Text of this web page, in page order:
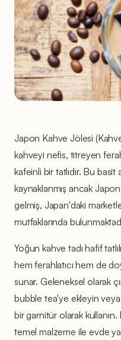
Japon Kahve Jölesi
kahveyi nefis, titreyen
kafeinli bir tatlıdır. Bu
kaynaklanmış ancak
gelmiş, Japan'daki
mutfaklarında
Yoğun kahve tadı hafif
hem ferahlatıcı hem de
sunar. Geleneksel olarak
bubble tea'ye ekleyin
bir garnitür olarak
temel malzeme ile evde